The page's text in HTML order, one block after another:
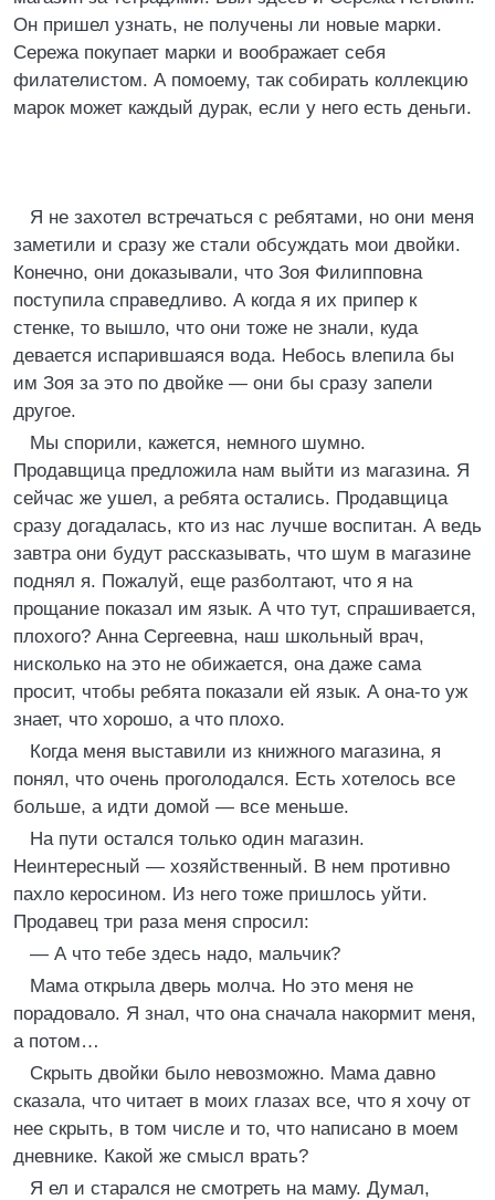
Он пришел узнать, не получены ли новые марки.
Сережа покупает марки и воображает себя
филателистом. А помоему, так собирать коллекцию
марок может каждый дурак, если у него есть деньги.
Я не захотел встречаться с ребятами, но они меня
заметили и сразу же стали обсуждать мои двойки.
Конечно, они доказывали, что Зоя Филипповна
поступила справедливо. А когда я их припер к
стенке, то вышло, что они тоже не знали, куда
девается испарившаяся вода. Небось влепила бы
им Зоя за это по двойке — они бы сразу запели
другое.
Мы спорили, кажется, немного шумно.
Продавщица предложила нам выйти из магазина. Я
сейчас же ушел, а ребята остались. Продавщица
сразу догадалась, кто из нас лучше воспитан. А ведь
завтра они будут рассказывать, что шум в магазине
поднял я. Пожалуй, еще разболтают, что я на
прощание показал им язык. А что тут, спрашивается,
плохого? Анна Сергеевна, наш школьный врач,
нисколько на это не обижается, она даже сама
просит, чтобы ребята показали ей язык. А она-то уж
знает, что хорошо, а что плохо.
Когда меня выставили из книжного магазина, я
понял, что очень проголодался. Есть хотелось все
больше, а идти домой — все меньше.
На пути остался только один магазин.
Неинтересный — хозяйственный. В нем противно
пахло керосином. Из него тоже пришлось уйти.
Продавец три раза меня спросил:
— А что тебе здесь надо, мальчик?
Мама открыла дверь молча. Но это меня не
порадовало. Я знал, что она сначала накормит меня,
а потом…
Скрыть двойки было невозможно. Мама давно
сказала, что читает в моих глазах все, что я хочу от
нее скрыть, в том числе и то, что написано в моем
дневнике. Какой же смысл врать?
Я ел и старался не смотреть на маму. Думал,